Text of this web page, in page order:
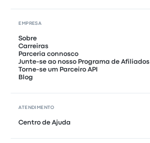
EMPRESA
Sobre
Carreiras
Parceria connosco
Junte-se ao nosso Programa de Afiliados
Torne-se um Parceiro API
Blog
ATENDIMENTO
Centro de Ajuda